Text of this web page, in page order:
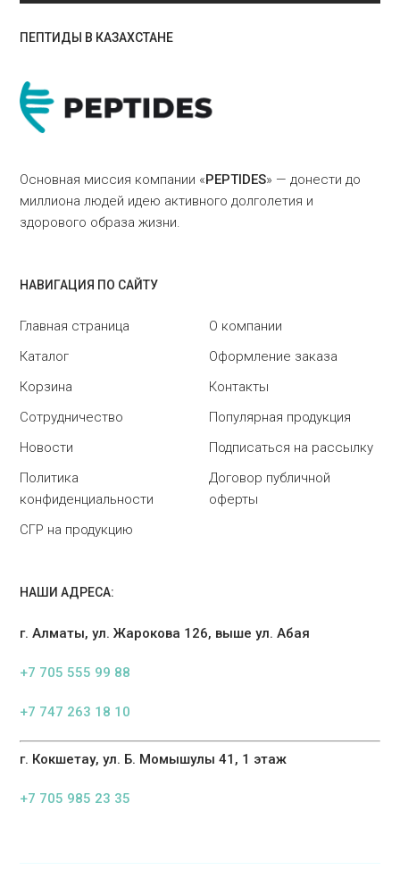
ПЕПТИДЫ В КАЗАХСТАНЕ
Основная миссия компании «PEPTIDES» — донести до
миллиона людей идею активного долголетия и
здорового образа жизни.
НАВИГАЦИЯ ПО САЙТУ
Главная страница
О компании
Каталог
Оформление заказа
Корзина
Контакты
Сотрудничество
Популярная продукция
Новости
Подписаться на рассылку
Политика
конфиденциальности
Договор публичной
оферты
СГР на продукцию
НАШИ АДРЕСА:
г. Алматы, ул. Жарокова 126, выше ул. Абая
+7 705 555 99 88
+7 747 263 18 10
г. Кокшетау, ул. Б. Момышулы 41, 1 этаж
+7 705 985 23 35